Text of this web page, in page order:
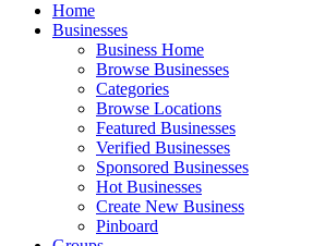
Home
Businesses
Business Home
Browse Businesses
Categories
Browse Locations
Featured Businesses
Verified Businesses
Sponsored Businesses
Hot Businesses
Create New Business
Pinboard